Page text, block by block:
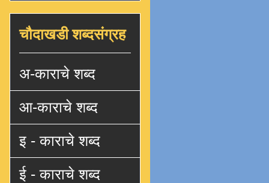
चौदाखडी शब्दसंग्रह
अ-काराचे शब्द
आ-काराचे शब्द
इ - काराचे शब्द
ई - काराचे शब्द